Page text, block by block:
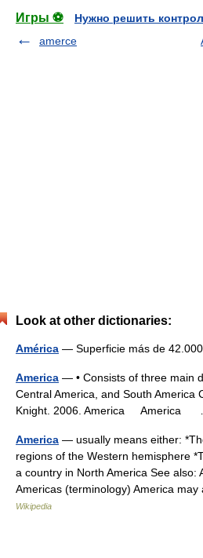
Игры ⚽
Нужно решить
amerce
Look at other dictionaries:
América — Superficie más de
America — • Consists of three main
Central America, and South America
Knight. 2006. America
America — usually means either:
regions of the Western hemisphere
a country in North America See also:
Americas (terminology) America
Wikipedia